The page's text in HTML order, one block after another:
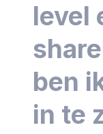
level
ben
in te